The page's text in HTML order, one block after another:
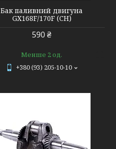
Бак паливний двигуна
GX168F/170F (CH)
590 ₴
Менше 2 од.
+380 (93) 205-10-10